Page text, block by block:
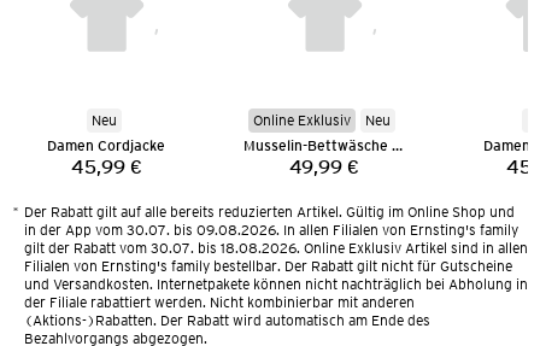
Neu
Damen Cordjacke
Preis:
45,99 €
Online Exklusiv
Neu
Musselin-Bettwäsche 135 x 200 cm
Preis:
49,99 €
Damen
* Der Rabatt gilt auf alle bereits reduzierten Artikel. Gültig im Online Shop und
in der App vom 30.07. bis 09.08.2026. In allen Filialen von Ernsting's family
gilt der Rabatt vom 30.07. bis 18.08.2026. Online Exklusiv Artikel sind in allen
Filialen von Ernsting's family bestellbar. Der Rabatt gilt nicht für Gutscheine
und Versandkosten. Internetpakete können nicht nachträglich bei Abholung in
der Filiale rabattiert werden. Nicht kombinierbar mit anderen
(Aktions-)Rabatten. Der Rabatt wird automatisch am Ende des
Bezahlvorgangs abgezogen.